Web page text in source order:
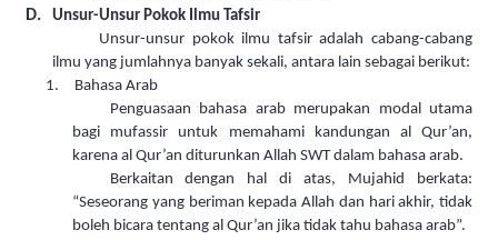
D.
Unsur-Unsur Pokok Ilmu Tafsir
Unsur-unsur pokok ilmu tafsir adalah cabang-cabang
ilmu yang jumlahnya banyak sekali, antara lain sebagai berikut:
1.
Bahasa Arab
Penguasaan bahasa arab merupakan modal utama
bagi mufassir untuk memahami kandungan al Qur’an,
karena al Qur’an diturunkan Allah SWT dalam bahasa arab.
Berkaitan dengan hal di atas, Mujahid berkata:
“Seseorang yang beriman kepada Allah dan hari akhir, tidak
boleh bicara tentang al Qur’an jika tidak tahu bahasa arab”.